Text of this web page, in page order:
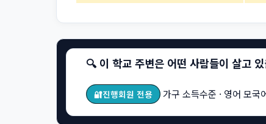
🔍 이 학교 주변은 어떤 사람들이 살고
🔐진행회원 전용 가구 소득수준 · 영어 모국